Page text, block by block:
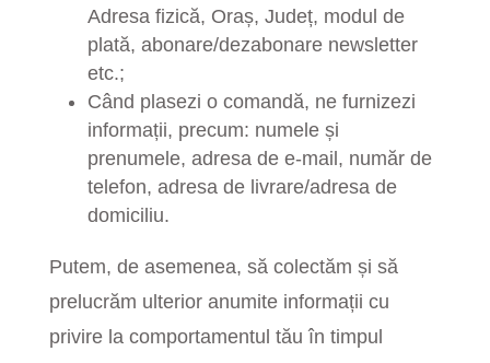
Adresa fizică, Oraș, Județ, modul de
plată, abonare/dezabonare newsletter
etc.;
Când plasezi o comandă, ne furnizezi
informații, precum: numele și
prenumele, adresa de e-mail, număr de
telefon, adresa de livrare/adresa de
domiciliu.
Putem, de asemenea, să colectăm și să
prelucrăm ulterior anumite informații cu
privire la comportamentul tău în timpul